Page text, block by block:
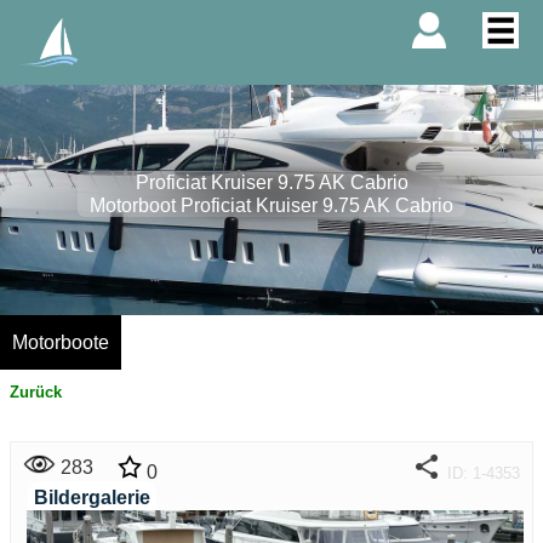
Proficiat Kruiser 9.75 AK Cabrio
Motorboot Proficiat Kruiser 9.75 AK Cabrio
Motorboote
Zurück
283 0 ID: 1-4353
Bildergalerie